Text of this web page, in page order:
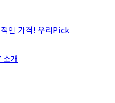
인 가격! 우리Pick
소개